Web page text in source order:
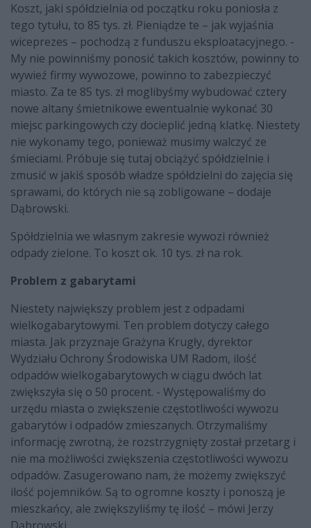
Koszt, jaki spółdzielnia od początku roku poniosła z
tego tytułu, to 85 tys. zł. Pieniądze te – jak wyjaśnia
wiceprezes – pochodzą z funduszu eksploatacyjnego. -
My nie powinniśmy ponosić takich kosztów, powinny to
wywieź firmy wywozowe, powinno to zabezpieczyć
miasto. Za te 85 tys. zł moglibyśmy wybudować cztery
nowe altany śmietnikowe ewentualnie wykonać 30
miejsc parkingowych czy docieplić jedną klatkę. Niestety
nie wykonamy tego, ponieważ musimy walczyć ze
śmieciami. Próbuje się tutaj obciążyć spółdzielnie i
zmusić w jakiś sposób władze spółdzielni do zajęcia się
sprawami, do których nie są zobligowane – dodaje
Dąbrowski.
Spółdzielnia we własnym zakresie wywozi również
odpady zielone. To koszt ok. 10 tys. zł na rok.
Problem z gabarytami
Niestety największy problem jest z odpadami
wielkogabarytowymi. Ten problem dotyczy całego
miasta. Jak przyznaje Grażyna Krugły, dyrektor
Wydziału Ochrony Środowiska UM Radom, ilość
odpadów wielkogabarytowych w ciągu dwóch lat
zwiększyła się o 50 procent. - Występowaliśmy do
urzędu miasta o zwiększenie częstotliwości wywozu
gabarytów i odpadów zmieszanych. Otrzymaliśmy
informację zwrotną, że rozstrzygnięty został przetarg i
nie ma możliwości zwiększenia częstotliwości wywozu
odpadów. Zasugerowano nam, że możemy zwiększyć
ilość pojemników. Są to ogromne koszty i ponoszą je
mieszkańcy, ale zwiększyliśmy tę ilość – mówi Jerzy